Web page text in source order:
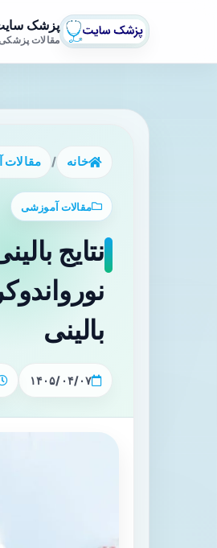
پزشک
مقالات
خانه /
مقالات آموزشی
نتایج
بالینی
۱۴۰۵/۰۴/۰۷